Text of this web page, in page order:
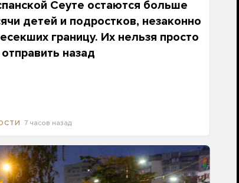
Сеуте остаются больше
детей и подростков, незаконно
границу. Их нельзя просто
назад
7 часов назад